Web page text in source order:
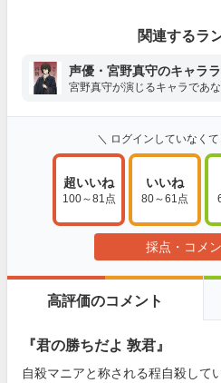
関連するラ
声優・宮野真守のキャラ
宮野真守が演じるキャラであ
＼ ログインしていなく
超いいね
100～81点
いいね
80～61点
採点・コメ
高評価のコメント
『君の勝ちだよ 敦君』
自殺マニアと称される程自殺して